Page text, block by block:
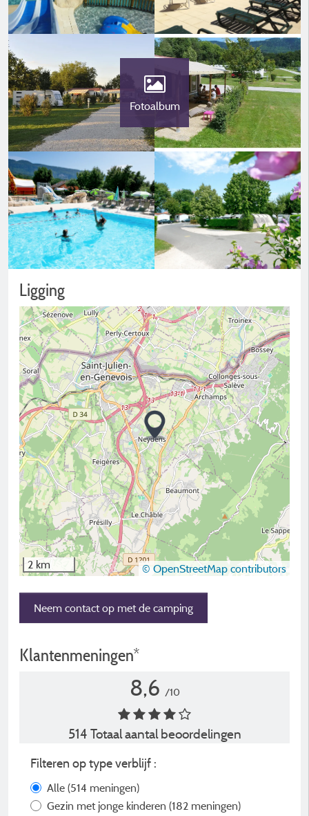
Fotoalbum
Ligging
2 km © OpenStreetMap contributors
Neem contact op met de camping
Klantenmeningen*
8,6 /10
514 Totaal aantal beoordelingen
Filteren op type verblijf :
Alle (514 meningen)
Gezin met jonge kinderen (182 meningen)